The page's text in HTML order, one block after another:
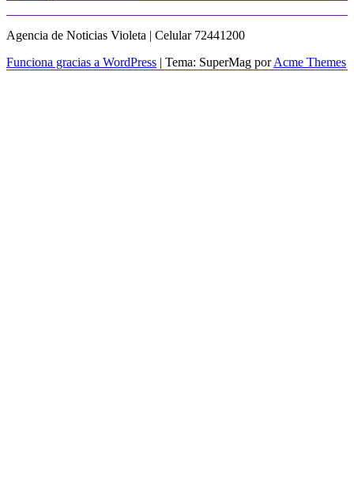
Agencia de Noticias Violeta | Celular 72441200
Funciona gracias a WordPress | Tema: SuperMag porAcme Themes